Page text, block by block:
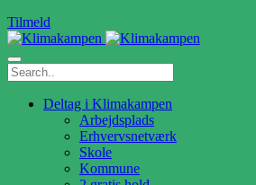
Tilmeld
Deltag i Klimakampen
Arbejdsplads
Erhvervsnetværk
Skole
Kommune